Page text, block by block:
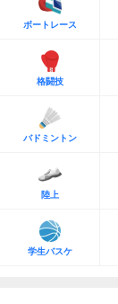
ボートレース
格闘技
バドミントン
陸上
学生バスケ